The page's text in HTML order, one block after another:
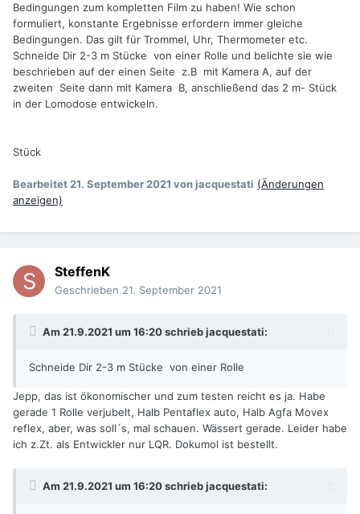
Bedingungen zum kompletten Film zu haben! Wie schon
formuliert, konstante Ergebnisse erfordern immer gleiche
Bedingungen. Das gilt für Trommel, Uhr, Thermometer etc.
Schneide Dir 2-3 m Stücke von einer Rolle und belichte sie wie
beschrieben auf der einen Seite z.B mit Kamera A, auf der
zweiten Seite dann mit Kamera B, anschließend das 2 m- Stück
in der Lomodose entwickeln.
Stück
Bearbeitet21. September 2021 von jacquestati (Änderungen
anzeigen)
SteffenK
Geschrieben 21. September 2021
Am 21.9.2021 um 16:20 schriebjacquestati:
Schneide Dir 2-3 m Stücke von einer Rolle
Jepp, das ist ökonomischer und zum testen reicht es ja. Habe
gerade 1 Rolle verjubelt, Halb Pentaflex auto, Halb Agfa Movex
reflex, aber, was soll´s, mal schauen. Wässert gerade. Leider habe
ich z.Zt. als Entwickler nur LQR. Dokumol ist bestellt.
Am 21.9.2021 um 16:20 schriebjacquestati: